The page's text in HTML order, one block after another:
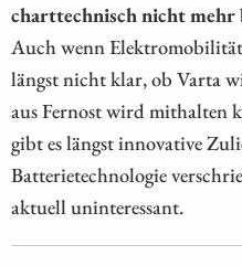
charttechnisch nicht mehr
Auch wenn
längst nicht klar, ob Varta
aus Fernost wird mithalten
gibt es längst innovative
Batterietechnologie
aktuell uninteressant.